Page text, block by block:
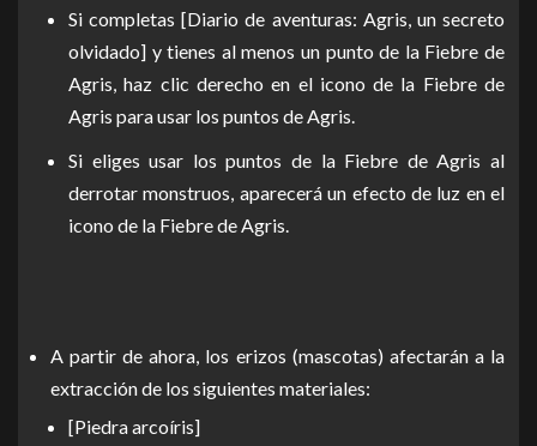
Si completas [Diario de aventuras: Agris, un secreto
olvidado] y tienes al menos un punto de la Fiebre de
Agris, haz clic derecho en el icono de la Fiebre de
Agris para usar los puntos de Agris.
Si eliges usar los puntos de la Fiebre de Agris al
derrotar monstruos, aparecerá un efecto de luz en el
icono de la Fiebre de Agris.
A partir de ahora, los erizos (mascotas) afectarán a la
extracción de los siguientes materiales:
[Piedra arcoíris]